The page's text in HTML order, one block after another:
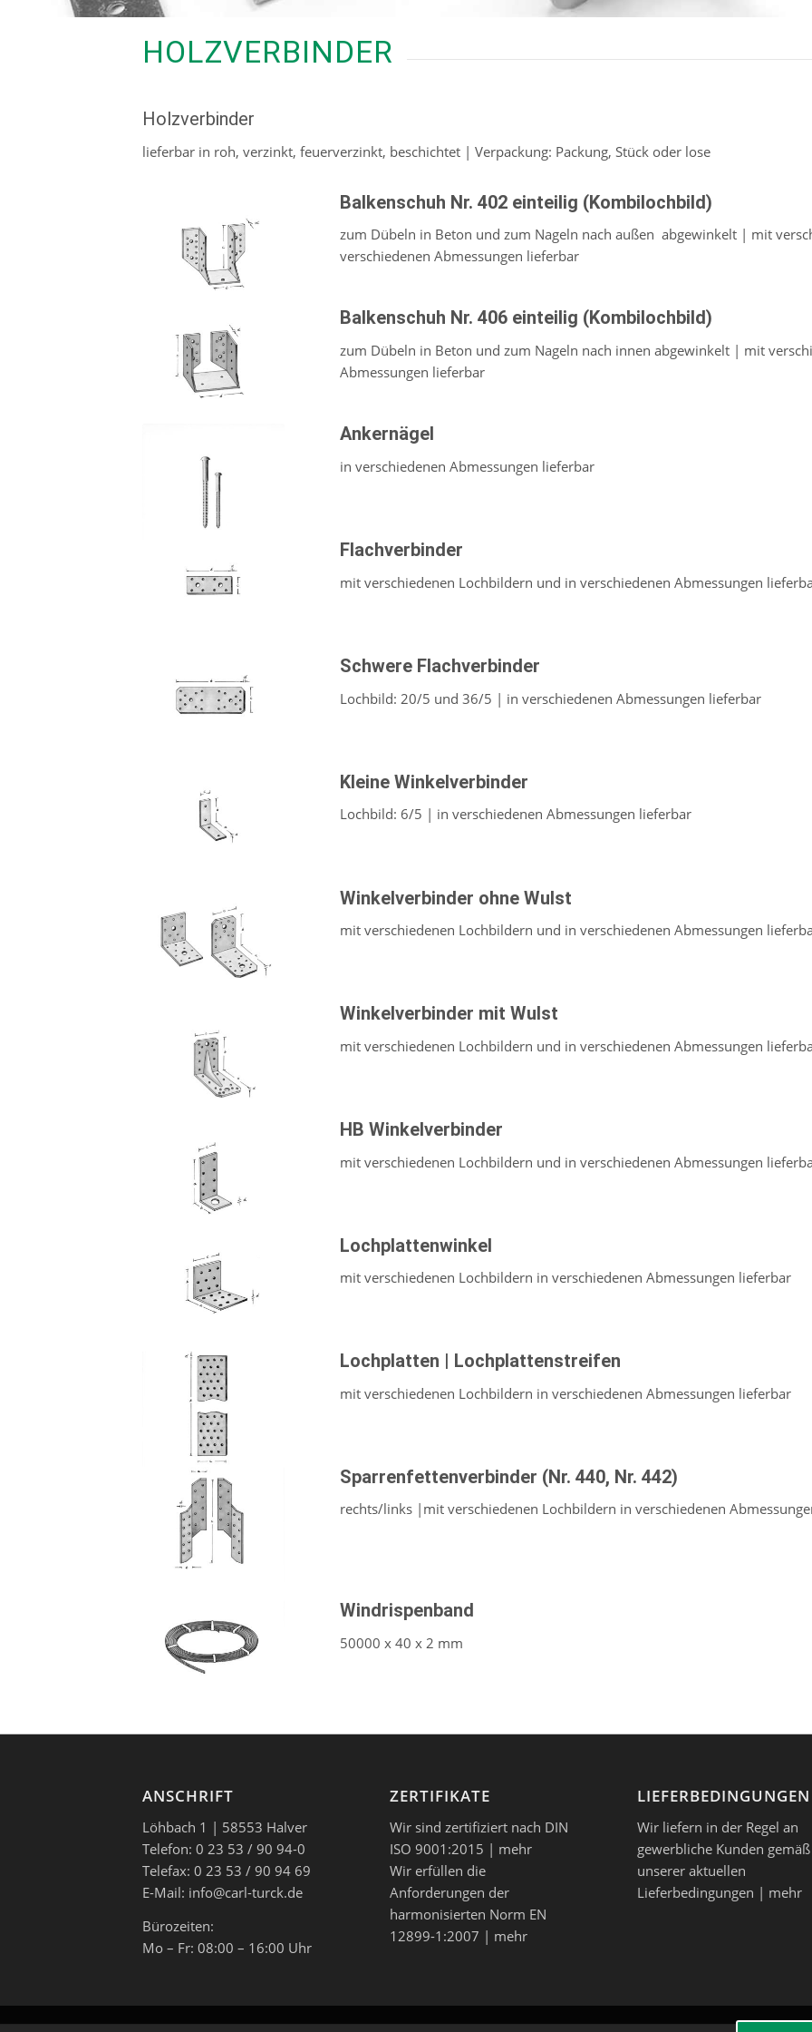
HOLZVERBINDER
Holzverbinder
lieferbar in roh, verzinkt, feuerverzinkt, beschichtet | Verpackung: Packung, Stück oder lose
Balkenschuh Nr. 402 einteilig (Kombilochbild)
zum Dübeln in Beton und zum Nageln nach außen abgewinkelt | mit
verschiedenen Abmessungen lieferbar
Balkenschuh Nr. 406 einteilig (Kombilochbild)
zum Dübeln in Beton und zum Nageln nach innen abgewinkelt | mit
Abmessungen lieferbar
Ankernägel
in verschiedenen Abmessungen lieferbar
Flachverbinder
mit verschiedenen Lochbildern und in verschiedenen Abmessungen
Schwere Flachverbinder
Lochbild: 20/5 und 36/5 | in verschiedenen Abmessungen lieferbar
Kleine Winkelverbinder
Lochbild: 6/5 | in verschiedenen Abmessungen lieferbar
Winkelverbinder ohne Wulst
mit verschiedenen Lochbildern und in verschiedenen Abmessungen
Winkelverbinder mit Wulst
mit verschiedenen Lochbildern und in verschiedenen Abmessungen
HB Winkelverbinder
mit verschiedenen Lochbildern und in verschiedenen Abmessungen
Lochplattenwinkel
mit verschiedenen Lochbildern in verschiedenen Abmessungen lieferbar
Lochplatten | Lochplattenstreifen
mit verschiedenen Lochbildern in verschiedenen Abmessungen lieferbar
Sparrenfettenverbinder (Nr. 440, Nr. 442)
rechts/links |mit verschiedenen Lochbildern in verschiedenen
Windrispenband
50000 x 40 x 2 mm
ANSCHRIFT
Löhbach 1 | 58553 Halver
Telefon: 0 23 53 / 90 94-0
Telefax: 0 23 53 / 90 94 69
E-Mail: info@carl-turck.de
Bürozeiten:
Mo – Fr: 08:00 – 16:00 Uhr
ZERTIFIKATE
Wir sind zertifiziert nach DIN
ISO 9001:2015 | mehr
Wir erfüllen die
Anforderungen der
harmonisierten Norm EN
12899-1:2007 | mehr
LIEFERBEDINGUNGEN
Wir liefern in der Regel an
gewerbliche Kunden gemäß
unserer aktuellen
Lieferbedingungen | mehr